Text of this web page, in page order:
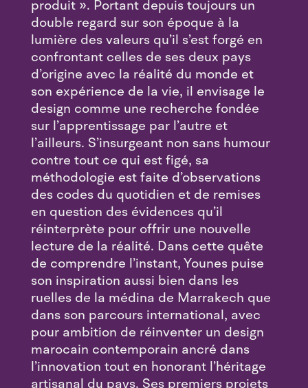
produit ». Portant depuis toujours un
double regard sur son époque à la
lumière des valeurs qu’il s’est forgé en
confrontant celles de ses deux pays
d’origine avec la réalité du monde et
son expérience de la vie, il envisage le
design comme une recherche fondée
sur l’apprentissage par l’autre et
l’ailleurs. S’insurgeant non sans humour
contre tout ce qui est figé, sa
méthodologie est faite d’observations
des codes du quotidien et de remises
en question des évidences qu’il
réinterprète pour offrir une nouvelle
lecture de la réalité. Dans cette quête
de comprendre l’instant, Younes puise
son inspiration aussi bien dans les
ruelles de la médina de Marrakech que
dans son parcours international, avec
pour ambition de réinventer un design
marocain contemporain ancré dans
l’innovation tout en honorant l’héritage
artisanal du pays. Ses premiers projets